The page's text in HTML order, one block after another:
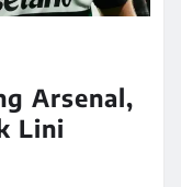
Arsenal,
Lini